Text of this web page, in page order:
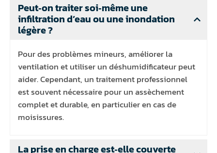
Peut‑on traiter soi‑même une
infiltration d’eau ou une inondation
légère ?
Pour des problèmes mineurs, améliorer la
ventilation et utiliser un déshumidificateur peut
aider. Cependant, un traitement professionnel
est souvent nécessaire pour un assèchement
complet et durable, en particulier en cas de
moisissures.
La prise en charge est‑elle couverte